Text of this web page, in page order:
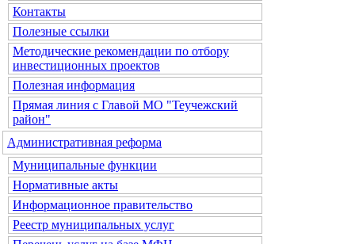
Контакты
Полезные ссылки
Методические рекомендации по отбору
инвестиционных проектов
Полезная информация
Прямая линия с Главой МО "Теучежский
район"
Административная реформа
Муниципальные функции
Нормативные акты
Информационное правительство
Реестр муниципальных услуг